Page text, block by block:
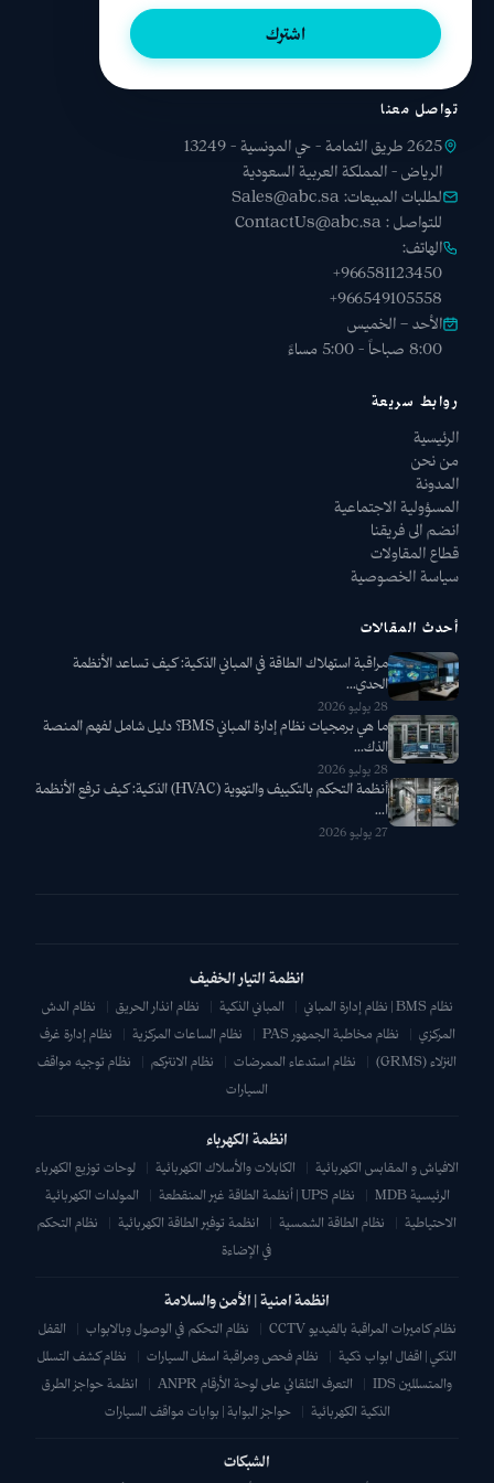
اشترك
تواصل معنا
2625 طريق الثمامة - حي المونسية - 13249
الرياض - المملكة العربية السعودية
لطلبات المبيعات: Sales@abc.sa
للتواصل : ContactUs@abc.sa
الهاتف:
+966581123450
+966549105558
الأحد – الخميس
8:00 صباحاً - 5:00 مساءً
روابط سريعة
الرئيسية
من نحن
المدونة
المسؤولية الاجتماعية
انضم الى فريقنا
قطاع المقاولات
سياسة الخصوصية
أحدث المقالات
مراقبة استهلاك الطاقة في المباني الذكية: كيف تساعد الأنظمة
الحدي...
28 يوليو 2026
ما هي برمجيات نظام إدارة المباني BMS؟ دليل شامل لفهم المنصة
الذك...
28 يوليو 2026
أنظمة التحكم بالتكييف والتهوية (HVAC) الذكية: كيف ترفع الأنظمة
ا...
27 يوليو 2026
انظمة التيار الخفيف
نظام BMS | نظام إدارة المباني | المباني الذكية | نظام انذار الحريق |
نظام الدش
المركزي | نظام مخاطبة الجمهور PAS | نظام الساعات المركزية |
نظام إدارة غرف
النزلاء (GRMS)
| نظام استدعاء الممرضات | نظام الانتركم |
نظام توجيه مواقف
السيارات
انظمة الكهرباء
الافياش و المقابس الكهربائية | الكابلات والأسلاك الكهربائية |
لوحات توزيع الكهرباء
الرئيسية MDB
| نظام UPS | أنظمة الطاقة غير المنقطعة |
المولدات الكهربائية
الاحتياطية | نظام الطاقة الشمسية | انظمة توفير الطاقة الكهربائية |
نظام التحكم
في الإضاءة
انظمة امنية | الأمن والسلامة
نظام كاميرات المراقبة بالفيديو CCTV | نظام التحكم في الوصول وبالابواب |
القفل
الذكي | اقفال ابواب ذكية | نظام فحص ومراقبة اسفل السيارات |
نظام كشف التسلل
والمتسللين IDS
| التعرف التلقائي على لوحة الأرقام ANPR |
انظمة حواجز الطرق
الذكية الكهربائية | حواجز البوابة | بوابات مواقف السيارات
الشبكات